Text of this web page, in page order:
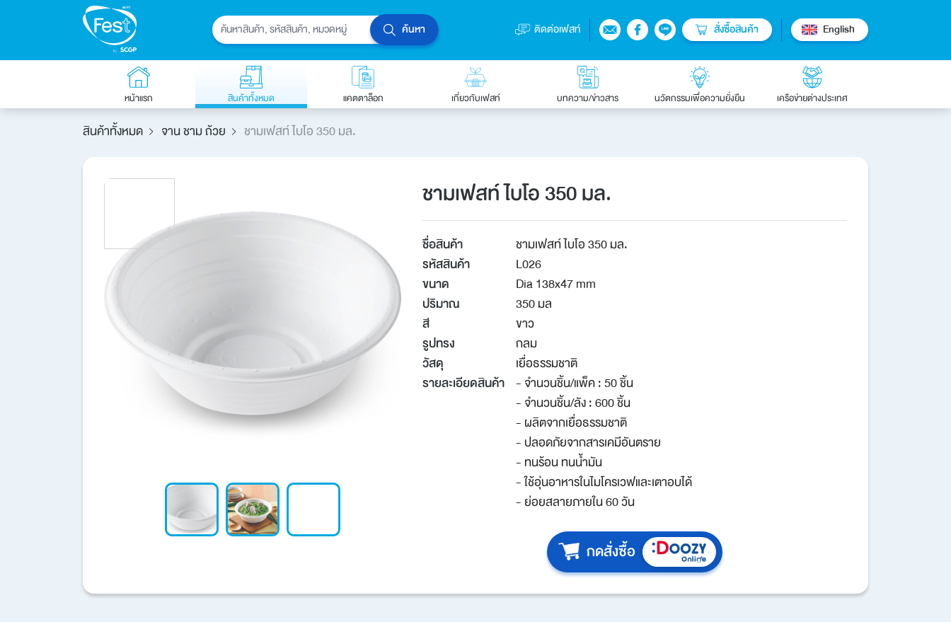
ค้นหา ติดต่อเฟสท์ สั่งซื้อสินค้า English
หน้าแรก สินค้าทั้งหมด แคตตาล็อก เกี่ยวกับเฟสท์ บทความ/ข่าวสาร นวัตกรรมเพื่อความยั่งยืน เครือข่ายต่างประเทศ
สินค้าทั้งหมด จาน ชาม ถ้วย ชามเฟสท์ ไบโอ 350 มล.
ชามเฟสท์ ไบโอ 350 มล.
ชื่อสินค้า
ชามเฟสท์ ไบโอ 350 มล.
รหัสสินค้า
L026
ขนาด
Dia 138x47 mm
ปริมาณ
350 มล
สี
ขาว
รูปทรง
กลม
วัสดุ
เยื่อธรรมชาติ
รายละเอียดสินค้า - จำนวนชิ้น/แพ็ค : 50 ชิ้น
- จำนวนชิ้น/ลัง : 600 ชิ้น
- ผลิตจากเยื่อธรรมชาติ
- ปลอดภัยจากสารเคมีอันตราย
- ทนร้อน ทนน้ำมัน
- ใช้อุ่นอาหารในไมโครเวฟและเตาอบได้
- ย่อยสลายภายใน 60 วัน
กดสั่งซื้อ